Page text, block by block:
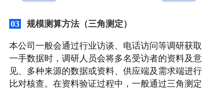
03 规模测算方法（三角测定）
本公司一般会通过行业访谈、电话访问等调研获取
一手数据时，调研人员会将多名受访者的资料及意
见、多种来源的数据或资料、供应端及需求端进行
比对核查。在资料验证过程中，一般通过三角测定